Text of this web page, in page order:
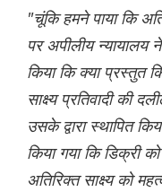
"चूंकि हमने पाया कि
पर अपीलीय न्यायालय
किया कि क्या प्रस्तुत
साक्ष्य प्रतिवादी की
उसके द्वारा स्थापित
किया गया कि डिक्री
अतिरिक्त साक्ष्य को